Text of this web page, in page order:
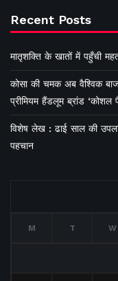
Recent Posts
मातृशक्ति के खातों में पहुँची
कोसा की चमक अब वैश्विक
प्रीमियम हैंडलूम ब्रांड ‘कोशल
विशेष लेख : ढाई साल की
पहचान
M T W